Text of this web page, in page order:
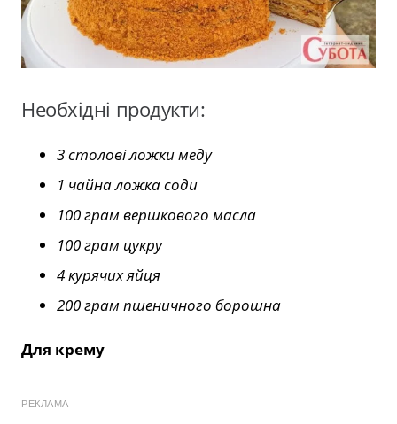
Необхідні продукти:
3 столові ложки меду
1 чайна ложка соди
100 грам вершкового масла
100 грам цукру
4 курячих яйця
200 грам пшеничного борошна
Для крему
РЕКЛАМА